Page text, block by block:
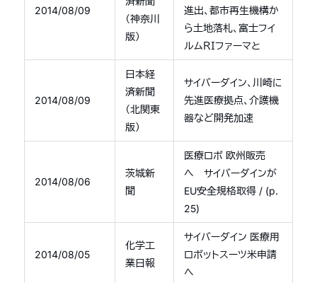
2014/08/09
（神奈川
版）
進出、都市再生機構か
ら土地落札、富士フイ
ルムＲＩファーマと
2014/08/09
日本経
済新聞
（北関東
版）
サイバーダイン、川崎に
先進医療拠点、介護機
器など開発加速
2014/08/06
茨城新
聞
医療ロボ 欧州販売
へ サイバーダインが
EU安全規格取得 / (p.
25)
2014/08/05
化学工
業日報
サイバーダイン 医療用
ロボットスーツ米申請
へ